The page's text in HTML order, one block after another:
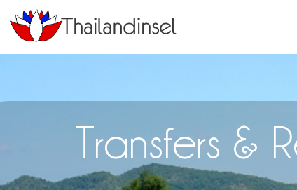
Transfers &